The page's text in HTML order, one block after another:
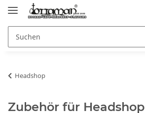
Headshop
Zubehör für Headshop